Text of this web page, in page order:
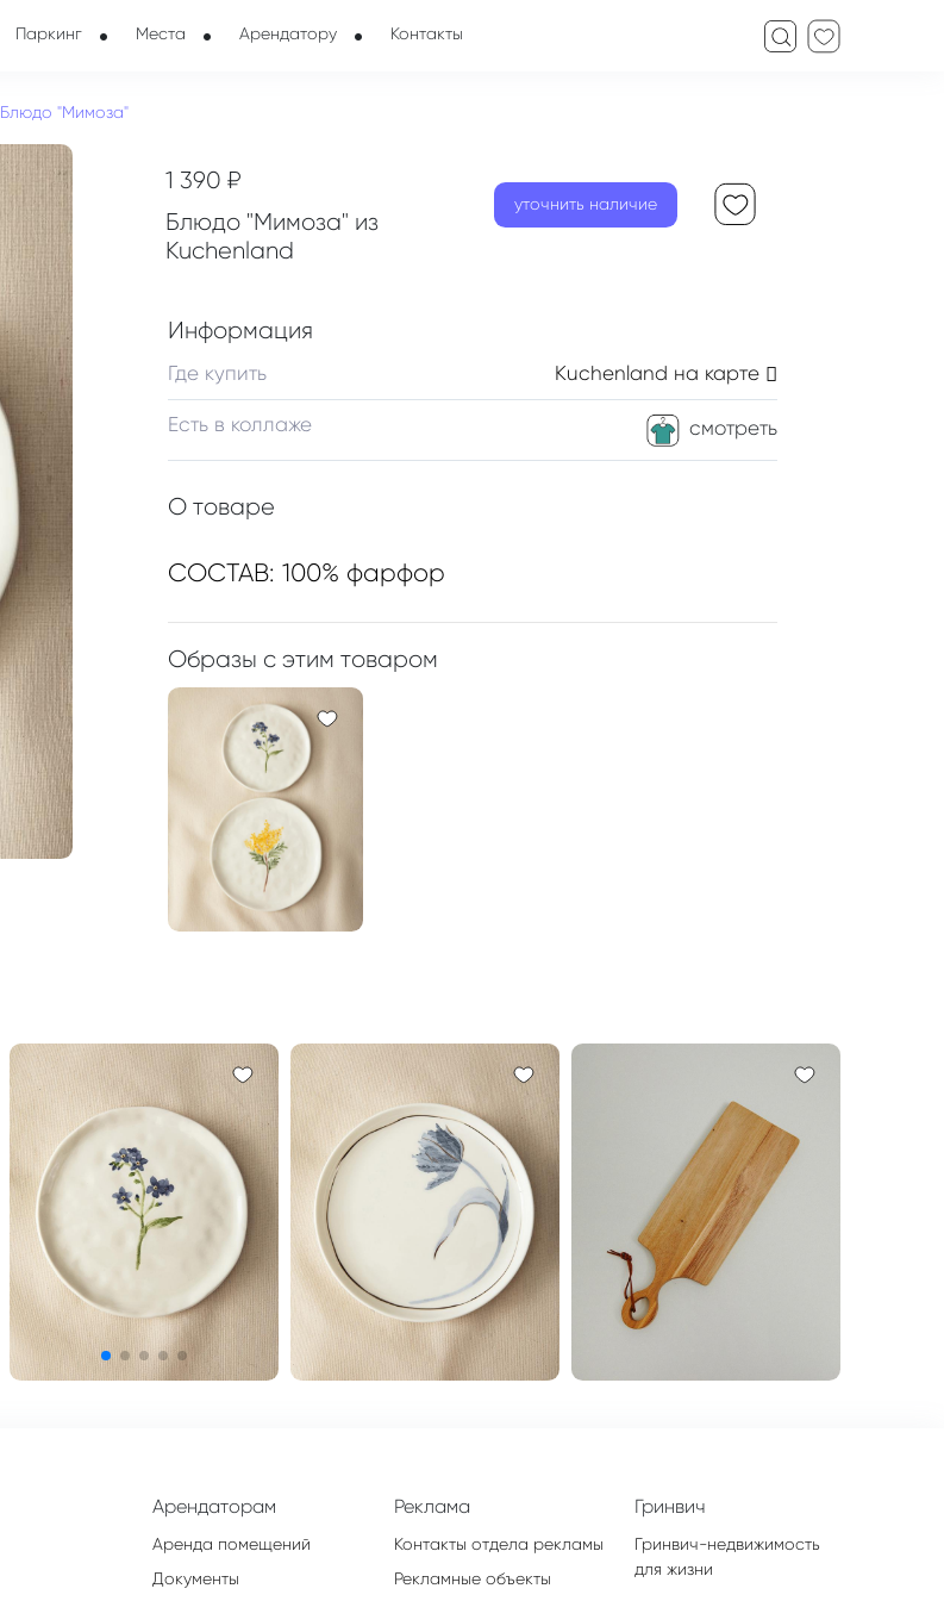
Паркинг Места Арендатору Контакты
Блюдо "Мимоза"
1 390 ₽
Блюдо "Мимоза" из
Kuchenland
уточнить наличие
Информация
Kuchenland на карте
Где купить
смотреть
Есть в коллаже
О товаре
СОСТАВ: 100% фарфор
Образы с этим товаром
Арендаторам
Аренда помещений
Документы
Реклама
Контакты отдела рекламы
Рекламные объекты
Гринвич
Гринвич-недвижимость
для жизни